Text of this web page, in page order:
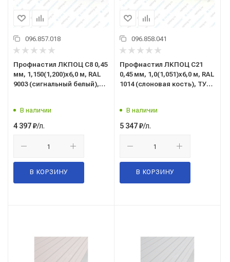
096.857.018
Профнастил ЛКПОЦ C8 0,45
мм, 1,150(1,200)x6,0 м, RAL
9003 (сигнальный белый),
В наличии
4 397₽/л.
В КОРЗИНУ
096.858.041
Профнастил ЛКПОЦ C21
0,45 мм, 1,0(1,051)x6,0 м, RAL
1014 (слоновая кость), ТУ
В наличии
5 347₽/л.
В КОРЗИНУ